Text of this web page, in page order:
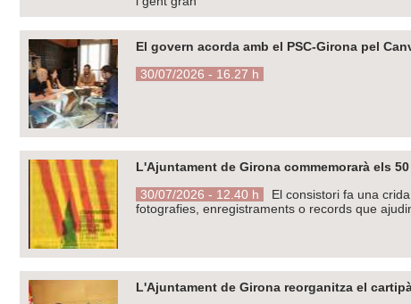
El govern acorda amb el PSC-Girona pel
30/07/2026 - 16.27 h
L'Ajuntament de Girona commemorarà els
30/07/2026 - 12.40 h
El consistori fa una
fotografies, enregistraments o records que
L'Ajuntament de Girona reorganitza el